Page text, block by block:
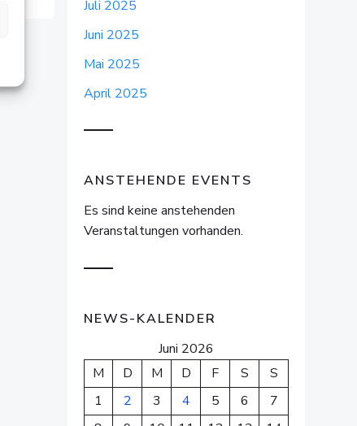
Juli 2025
Juni 2025
Mai 2025
April 2025
ANSTEHENDE EVENTS
Es sind keine anstehenden
Veranstaltungen vorhanden.
NEWS-KALENDER
Juni 2026
M
D M D F S
S
1
2 3 4 5 6
7